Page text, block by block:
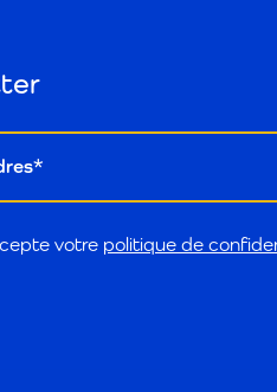
votre politique de